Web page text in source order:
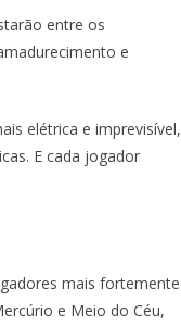
entre os
e
elétrica e imprevisível,
E cada jogador
mais fortemente
e Meio do Céu,